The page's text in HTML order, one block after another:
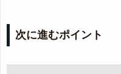
次に進むポイント